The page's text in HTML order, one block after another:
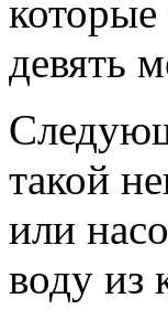
которые
девять
такой
или
воду из